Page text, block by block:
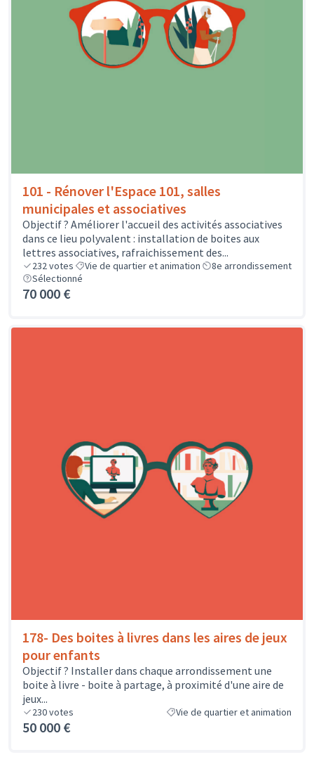
101 - Rénover l'Espace 101, salles
municipales et associatives
Objectif ? Améliorer l'accueil des activités associatives
dans ce lieu polyvalent : installation de boites aux
lettres associatives, rafraichissement des...
232votes Vie de quartier et animation
8e arrondissement
Sélectionné
70 000 €
178- Des boites à livres dans les aires de jeux
pour enfants
Objectif ? Installer dans chaque arrondissement une
boite à livre - boite à partage, à proximité d'une aire de
jeux...
230votes Vie de quartier et animation
50 000 €